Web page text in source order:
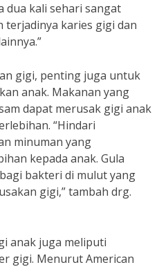
dua kali sehari sangat
karies gigi dan
gigi, penting juga untuk
anak. Makanan yang
dapat merusak gigi anak
“Hindari
minuman yang
kepada anak. Gula
bakteri di mulut yang
gigi,” tambah drg.
anak juga meliputi
gigi. Menurut American